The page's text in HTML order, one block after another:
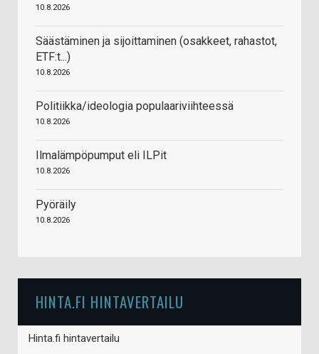
10.8.2026
Säästäminen ja sijoittaminen (osakkeet, rahastot,
ETF:t...)
10.8.2026
Politiikka/ideologia populaariviihteessä
10.8.2026
Ilmalämpöpumput eli ILPit
10.8.2026
Pyöräily
10.8.2026
HINTA.FI HINTAVERTAILU
Hinta.fi hintavertailu